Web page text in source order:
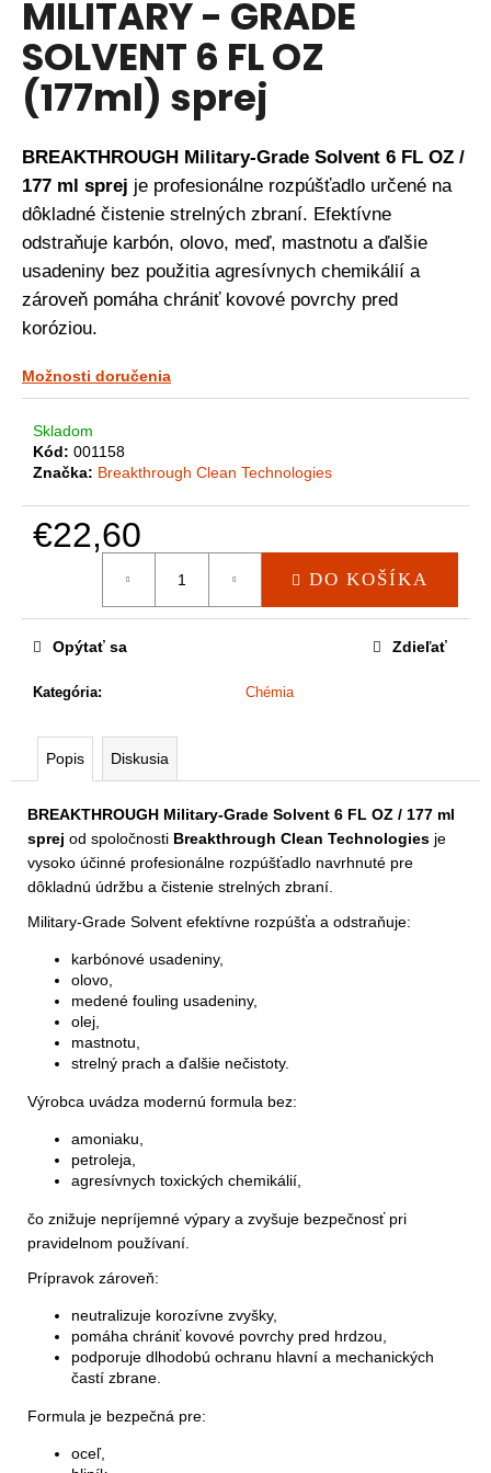
MILITARY - GRADE
SOLVENT 6 FL OZ
(177ml) sprej
BREAKTHROUGH Military-Grade Solvent 6 FL OZ /
177 ml sprej je profesionálne rozpúšťadlo určené na
dôkladné čistenie strelných zbraní. Efektívne
odstraňuje karbón, olovo, meď, mastnotu a ďalšie
usadeniny bez použitia agresívnych chemikálií a
zároveň pomáha chrániť kovové povrchy pred
koróziou.
Možnosti doručenia
Skladom
Kód: 001158
Značka: Breakthrough Clean Technologies
€22,60
DO KOŠÍKA
Kategória: Chémia
Opýtať sa Zdieľať
Popis Diskusia
BREAKTHROUGH Military-Grade Solvent 6 FL OZ / 177 ml
sprej od spoločnosti Breakthrough Clean Technologies je
vysoko účinné profesionálne rozpúšťadlo navrhnuté pre
dôkladnú údržbu a čistenie strelných zbraní.
Military-Grade Solvent efektívne rozpúšťa a odstraňuje:
karbónové usadeniny,
olovo,
medené fouling usadeniny,
olej,
mastnotu,
strelný prach a ďalšie nečistoty.
Výrobca uvádza modernú formula bez:
amoniaku,
petroleja,
agresívnych toxických chemikálií,
čo znižuje nepríjemné výpary a zvyšuje bezpečnosť pri
pravidelnom používaní.
Prípravok zároveň:
neutralizuje korozívne zvyšky,
pomáha chrániť kovové povrchy pred hrdzou,
podporuje dlhodobú ochranu hlavní a mechanických
častí zbrane.
Formula je bezpečná pre:
oceľ,
á
j
s
ť
?
HĽADAŤ
O
p
o
ú
č
a
m
e